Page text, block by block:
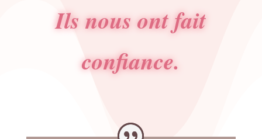
Ils nous ont fait
confiance.